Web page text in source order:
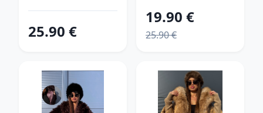
25.90 €
19.90 €
25.90 €